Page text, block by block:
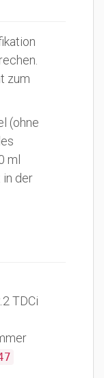
zum
(ohne
ml
in der
TDCi